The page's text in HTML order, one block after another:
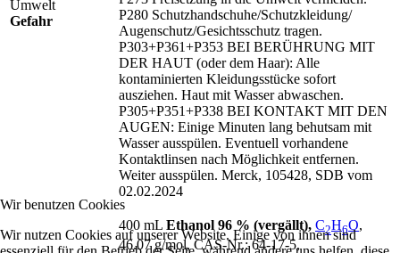
Gefahr
P280 Schutzhandschuhe/Schutzkleidung/
Augenschutz/Gesichtsschutz tragen.
P303+P361+P353 BEI BERÜHRUNG MIT
DER HAUT (oder dem Haar): Alle
kontaminierten Kleidungsstücke sofort
ausziehen. Haut mit Wasser abwaschen.
P305+P351+P338 BEI KONTAKT MIT DEN
AUGEN: Einige Minuten lang behutsam mit
Wasser ausspülen. Eventuell vorhandene
Kontaktlinsen nach Möglichkeit entfernen.
Weiter ausspülen. Merck, 105428, SDB vom
02.02.2024
400 mL Ethanol 96 % (vergällt), C2H6O,
46.07 g/mol, CAS‑Nr.: 64‑17‑5,
Wir benutzen Cookies
Wir nutzen Cookies auf unserer Website. Einige von ihnen sind